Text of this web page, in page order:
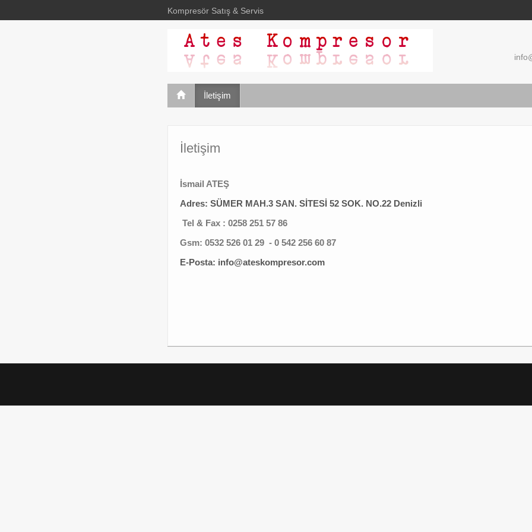
Kompresör Satış & Servis
İletişim
İletişim
İsmail ATEŞ
Adres: SÜMER MAH.3 SAN. SİTESİ 52 SOK. NO.22 Denizli
Tel & Fax : 0258 251 57 86
Gsm: 0532 526 01 29 - 0 542 256 60 87
E-Posta: info@ateskompresor.com